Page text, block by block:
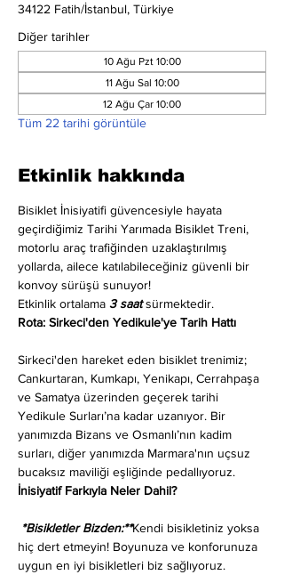
34122 Fatih/İstanbul, Türkiye
Diğer tarihler
10 Ağu Pzt 10:00
11 Ağu Sal 10:00
12 Ağu Çar 10:00
Tüm 22 tarihi görüntüle
Etkinlik hakkında
Bisiklet İnisiyatifi güvencesiyle hayata
geçirdiğimiz Tarihi Yarımada Bisiklet Treni,
motorlu araç trafiğinden uzaklaştırılmış
yollarda, ailece katılabileceğiniz güvenli bir
konvoy sürüşü sunuyor!
Etkinlik ortalama 3 saat sürmektedir.
Rota: Sirkeci'den Yedikule'ye Tarih Hattı
Sirkeci'den hareket eden bisiklet trenimiz;
Cankurtaran, Kumkapı, Yenikapı, Cerrahpaşa
ve Samatya üzerinden geçerek tarihi
Yedikule Surları’na kadar uzanıyor. Bir
yanımızda Bizans ve Osmanlı’nın kadim
surları, diğer yanımızda Marmara'nın uçsuz
bucaksız maviliği eşliğinde pedallıyoruz.
İnisiyatif Farkıyla Neler Dahil?
*Bisikletler Bizden:**Kendi bisikletiniz yoksa
hiç dert etmeyin! Boyunuza ve konforunuza
uygun en iyi bisikletleri biz sağlıyoruz.